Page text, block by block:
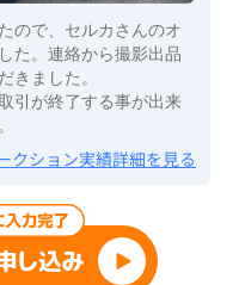
ので、セルカさんのオ
た。連絡から撮影出品
きました。
引が終了する事が出来
クション実績詳細を見る